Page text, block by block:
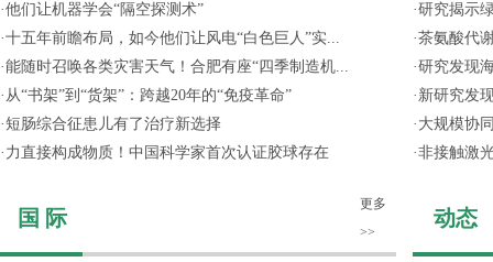
·他们让机器学会“隔空探测术”
·十五年前瞻布局，如今他们让风电“白色巨人”实...
·能随时召唤各类灾害天气！合肥有座“四季制造机...
· 从“书架”到“货架”：跨越20年的“免疫革命”
· 短肠综合征患儿有了治疗新选择
· 力直接构成物质！中国科学家首次认证胶球存在
国 际
更多
>>
·研究揭示
·茶氨酸代
·研究发现
· 新研究发
· 大规模协
·非接触激
动态